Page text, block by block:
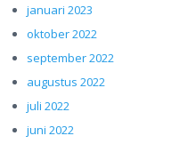
januari 2023
oktober 2022
september 2022
augustus 2022
juli 2022
juni 2022